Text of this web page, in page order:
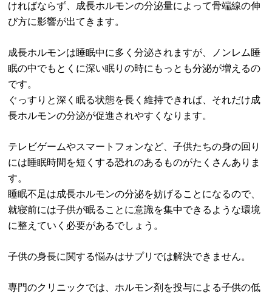
ければならず、成長ホルモンの分泌量によって骨端線の伸
び方に影響が出てきます。
成長ホルモンは睡眠中に多く分泌されますが、ノンレム睡
眠の中でもとくに深い眠りの時にもっとも分泌が増えるの
です。
ぐっすりと深く眠る状態を長く維持できれば、それだけ成
長ホルモンの分泌が促進されやすくなります。
テレビゲームやスマートフォンなど、子供たちの身の回り
には睡眠時間を短くする恐れのあるものがたくさんありま
す。
睡眠不足は成長ホルモンの分泌を妨げることになるので、
就寝前には子供が眠ることに意識を集中できるような環境
に整えていく必要があるでしょう。
子供の身長に関する悩みはサプリでは解決できません。
専門のクリニックでは、ホルモン剤を投与による子供の低